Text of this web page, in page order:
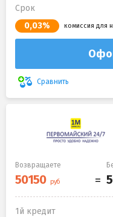
Срок
0,03% комиссия для
Сравнить
Возвращаете
1й кредит